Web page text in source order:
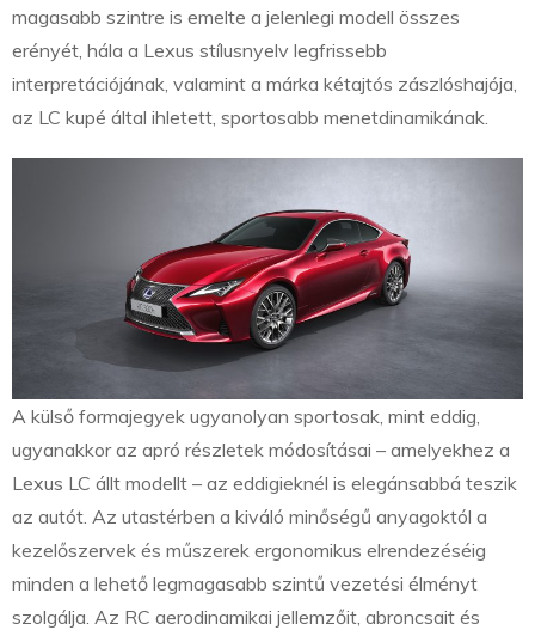
magasabb szintre is emelte a jelenlegi modell összes
erényét, hála a Lexus stílusnyelv legfrissebb
interpretációjának, valamint a márka kétajtós zászlóshajója,
az LC kupé által ihletett, sportosabb menetdinamikának.
A külső formajegyek ugyanolyan sportosak, mint eddig,
ugyanakkor az apró részletek módosításai – amelyekhez a
Lexus LC állt modellt – az eddigieknél is elegánsabbá teszik
az autót. Az utastérben a kiváló minőségű anyagoktól a
kezelőszervek és műszerek ergonomikus elrendezéséig
minden a lehető legmagasabb szintű vezetési élményt
szolgálja. Az RC aerodinamikai jellemzőit, abroncsait és